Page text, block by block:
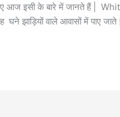
आज इसी के बारे में जानते हैं |
घने झाड़ियों वाले आवासों में पाए